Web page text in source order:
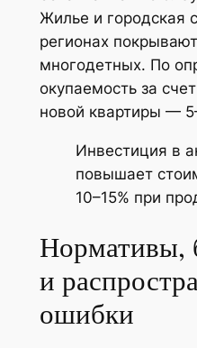
Жилье и городская
регионах
многодетных. По
окупаемость за
новой квартиры —
Инвестиция в
повышает
10–15% при
Нормативы,
и
ошибки